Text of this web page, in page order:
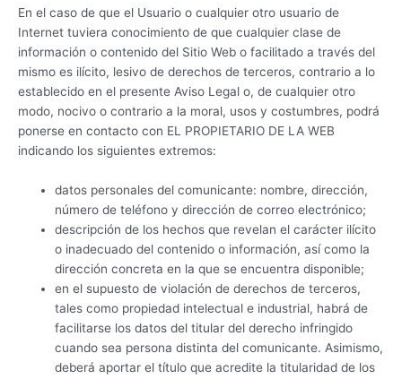
En el caso de que el Usuario o cualquier otro usuario de
Internet tuviera conocimiento de que cualquier clase de
información o contenido del Sitio Web o facilitado a través del
mismo es ilícito, lesivo de derechos de terceros, contrario a lo
establecido en el presente Aviso Legal o, de cualquier otro
modo, nocivo o contrario a la moral, usos y costumbres, podrá
ponerse en contacto con EL PROPIETARIO DE LA WEB
indicando los siguientes extremos:
datos personales del comunicante: nombre, dirección,
número de teléfono y dirección de correo electrónico;
descripción de los hechos que revelan el carácter ilícito
o inadecuado del contenido o información, así como la
dirección concreta en la que se encuentra disponible;
en el supuesto de violación de derechos de terceros,
tales como propiedad intelectual e industrial, habrá de
facilitarse los datos del titular del derecho infringido
cuando sea persona distinta del comunicante. Asimismo,
deberá aportar el título que acredite la titularidad de los